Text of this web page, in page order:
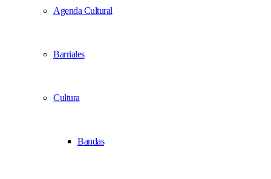
Agenda Cultural
Barriales
Cultura
Bandas